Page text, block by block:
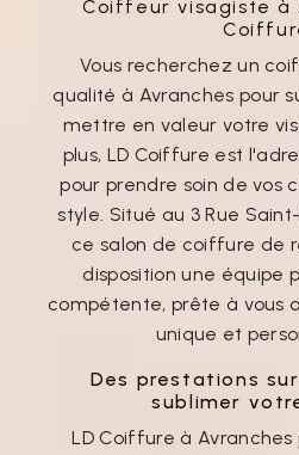
Coiffeur visagiste à
Vous recherchez un
qualité à Avranches pour
mettre en valeur votre
plus, LD Coiffure est
pour prendre soin de vos
style. Situé au 3 Rue
ce salon de coiffure de
disposition une équipe
compétente, prête à vous
unique et
Des prestations
sublimer
LD Coiffure à